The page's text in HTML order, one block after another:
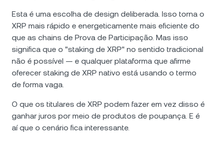
Esta é uma escolha de design deliberada. Isso torna o
XRP mais rápido e energeticamente mais eficiente do
que as chains de Prova de Participação. Mas isso
significa que o "staking de XRP" no sentido tradicional
não é possível — e qualquer plataforma que afirme
oferecer staking de XRP nativo está usando o termo
de forma vaga.
O que os titulares de XRP podem fazer em vez disso é
ganhar juros por meio de produtos de poupança. E é
aí que o cenário fica interessante.